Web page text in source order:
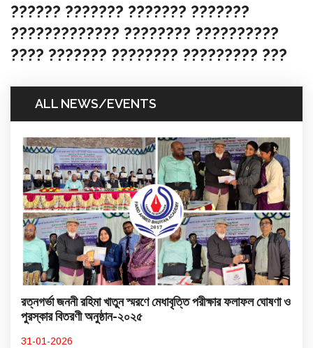
?????? ??????? ??????? ???????
????????????? ???????? ??????????
???? ??????? ???????? ????????? ???
ALL NEWS/EVENTS
রত্নগর্ভা জননী রহিমা খাতুন স্মরণে মেধাবৃত্তি পরীক্ষার ফলাফল ঘোষণা ও
পুরস্কার বিতরণী অনুষ্ঠান-২০২৫
31-01-2026